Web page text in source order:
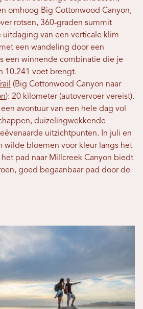
omhoog Big Cottonwood Canyon,
rotsen, 360-graden summit
uitdaging van een verticale klim
een wandeling door een
een winnende combinatie die je
10.241 voet brengt.
(Big Cottonwood Canyon naar
): 20 kilometer (autovervoer vereist).
een avontuur van een hele dag vol
duizelingwekkende
uitzichtpunten. In juli en
wilde bloemen voor kleur langs het
pad naar Millcreek Canyon biedt
goed begaanbaar pad door de